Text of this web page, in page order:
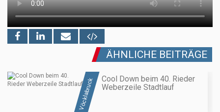
ÄHNLICHE BEITRÄGE
Vöcklabruck
Cool Down beim 40. Rieder
Weberzeile Stadtlauf